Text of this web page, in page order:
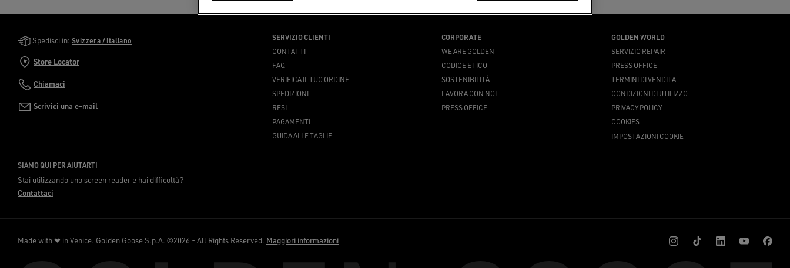
Golden Goose Services
Spedisci in: Svizzera / italiano
Store Locator
Chiamaci
Scrivici una e-mail
SERVIZIO CLIENTI
CONTATTI
FAQ
VERIFICA IL TUO ORDINE
SPEDIZIONI
RESI
PAGAMENTI
GUIDA ALLE TAGLIE
CORPORATE
WE ARE GOLDEN
CODICE ETICO
SOSTENIBILITÀ
LAVORA CON NOI
PRESS OFFICE
GOLDEN WORLD
SERVIZIO REPAIR
PRESS OFFICE
TERMINI DI VENDITA
CONDIZIONI DI UTILIZZO
PRIVACY POLICY
COOKIES
IMPOSTAZIONI COOKIE
SIAMO QUI PER AIUTARTI
Stai utilizzando uno screen reader e hai difficoltà?
Contattaci
Made with ❤ in Venice. Golden Goose S.p.A. ©2026 - All Rights Reserved. Maggiori informazioni